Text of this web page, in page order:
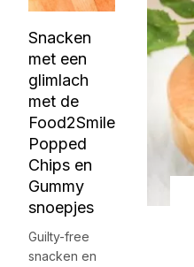
Snacken
met een
glimlach
met de
Food2Smile
Popped
Chips en
Gummy
snoepjes
Guilty-free
snacken en